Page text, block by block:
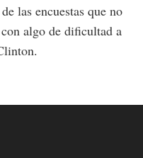
las encuestas que no
algo de dificultad a